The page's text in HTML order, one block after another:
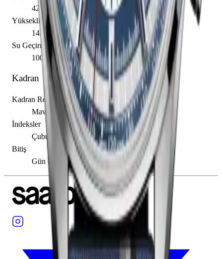
42.00 mm
Yükseklik
14.50 mm
Su Geçirmezlik
100.00 m
Kadran
Kadran Rengi
Mavi
İndeksler
Çubuk / Nokta
Bitiş
Gün Işığı